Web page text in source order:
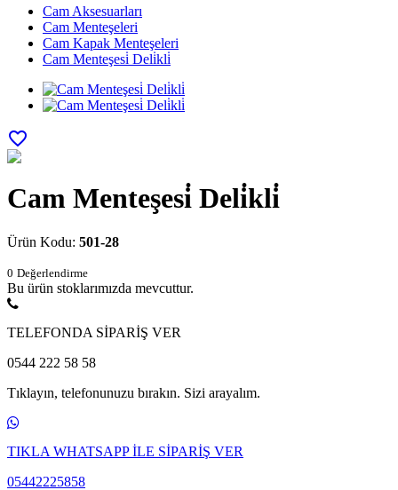
Cam Aksesuarları
Cam Menteşeleri
Cam Kapak Menteşeleri
Cam Menteşesi̇ Deli̇kli̇
favorite_border
Cam Menteşesi̇ Deli̇kli̇
Ürün Kodu: 501-28
0 Değerlendirme
Bu ürün stoklarımızda mevcuttur.
TELEFONDA SİPARİŞ VER
0544 222 58 58
Tıklayın, telefonunuzu bırakın. Sizi arayalım.
TIKLA WHATSAPP İLE SİPARİŞ VER
05442225858